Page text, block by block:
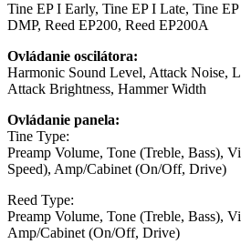
Tine EP I Early, Tine EP I Late, Tine
DMP, Reed EP200, Reed EP200A
Ovládanie oscilátora:
Harmonic Sound Level, Attack Noise,
Attack Brightness, Hammer Width
Ovládanie panela:
Tine Type:
Preamp Volume, Tone (Treble, Bass),
Speed), Amp/Cabinet (On/Off, Drive)
Reed Type:
Preamp Volume, Tone (Treble, Bass),
Amp/Cabinet (On/Off, Drive)